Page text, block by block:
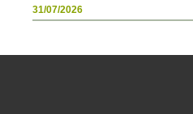
31/07/2026